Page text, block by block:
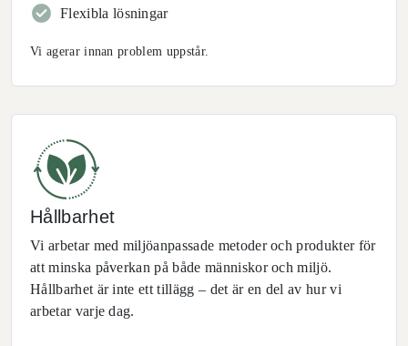
Flexibla lösningar
Vi agerar innan problem uppstår.
Hållbarhet
Vi arbetar med miljöanpassade metoder och produkter för
att minska påverkan på både människor och miljö.
Hållbarhet är inte ett tillägg – det är en del av hur vi
arbetar varje dag.